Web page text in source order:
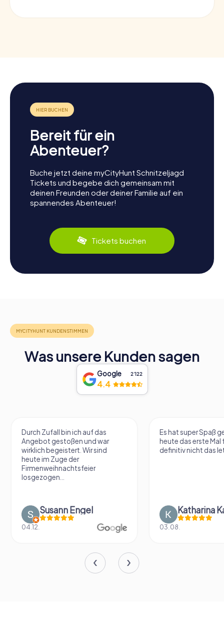
Bereit für ein
Abenteuer?
Buche jetzt deine myCityHunt Schnitzeljagd
Tickets und begebe dich gemeinsam mit
deinen Freunden oder deiner Familie auf ein
spannendes Abenteuer!
Tickets buchen
Was unsere Kunden sagen
Google 2‘122
4.4
Durch Zufall bin ich auf das
Angebot gestoßen und war
wirklich begeistert. Wir sind
heute im Zuge der
Firmenweihnachtsfeier
losgezogen...
Susann Engel
04.12.
Es hat super Spaß
heute das erste Mal
definitiv nicht das
Katharina
03.08.